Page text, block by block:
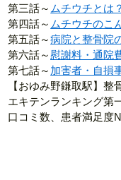
第三話～ ムチウチとは？
第四話～ ムチウチのこ
第五話～病院と整骨院
第六話～慰謝料・通院
第七話～ 加害者・自損
【おゆみ野鎌取駅】
エキテンランキング第
口コミ数、患者満足